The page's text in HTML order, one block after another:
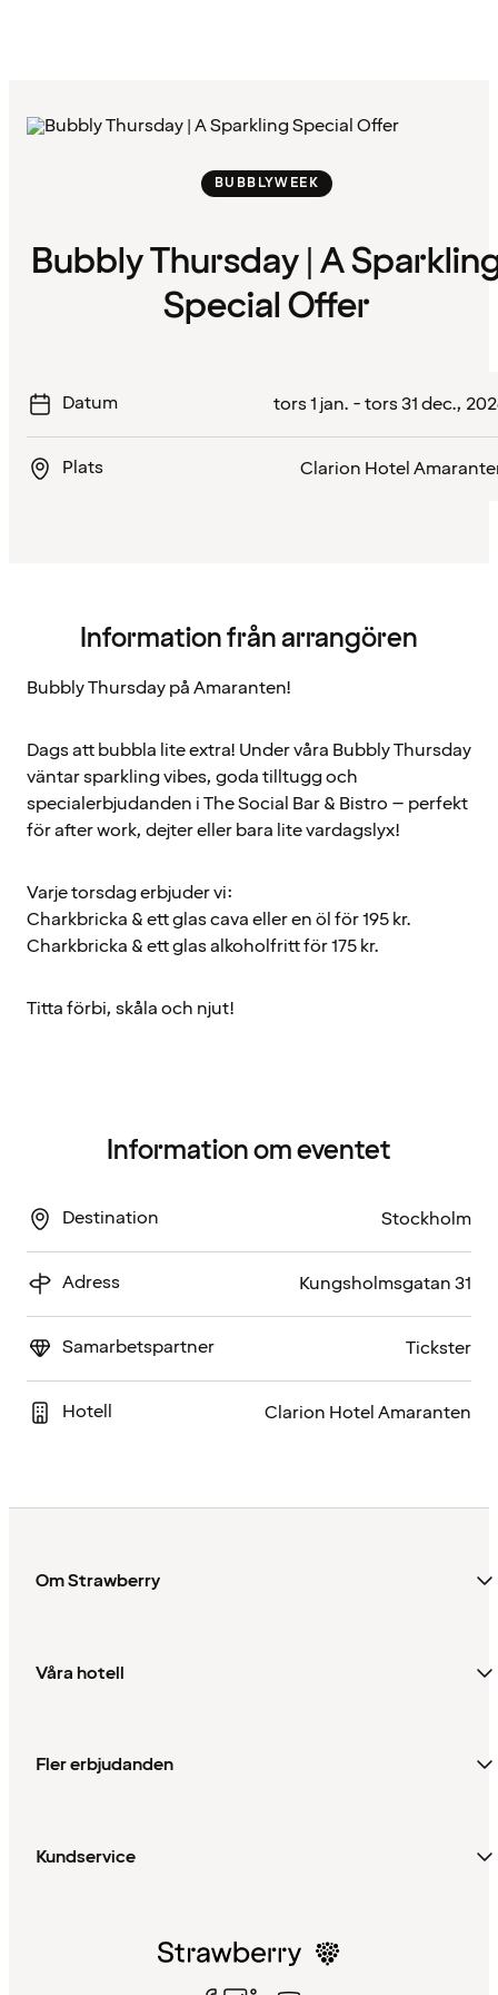
BUBBLYWEEK
Bubbly Thursday | A
Special Offer
Datum tors 1 jan. - tors 31 dec.,
Plats Clarion Hotel
Information från arrangören
Bubbly Thursday på Amaranten!
Dags att bubbla lite extra! Under våra Bubbly Thursday
väntar sparkling vibes, goda tilltugg och
specialerbjudanden i The Social Bar & Bistro – perfekt
för after work, dejter eller bara lite vardagslyx!
Varje torsdag erbjuder vi:
Charkbricka & ett glas cava eller en öl för 195 kr.
Charkbricka & ett glas alkoholfritt för 175 kr.
Titta förbi, skåla och njut!
Information om eventet
Destination Stockholm
Adress Kungsholmsgatan 31
Samarbetspartner Tickster
Hotell Clarion Hotel Amaranten
Om Strawberry
Våra hotell
Fler erbjudanden
Kundservice